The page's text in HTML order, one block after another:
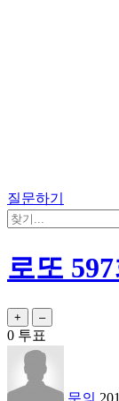
질문하기
로또
0 투표
문의